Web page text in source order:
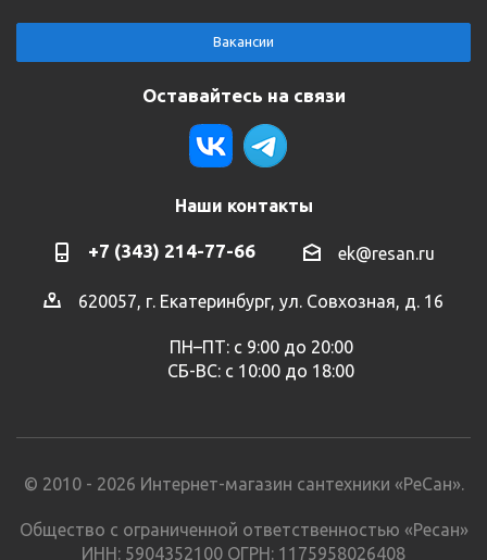
Вакансии
Оставайтесь на связи
Наши контакты
+7 (343) 214-77-66 ek@resan.ru
620057, г. Екатеринбург, ул. Совхозная, д. 16
ПН–ПТ: с 9:00 до 20:00
СБ-ВС: с 10:00 до 18:00
© 2010 - 2026 Интернет-магазин сантехники «РеСан».
Общество с ограниченной ответственностью «Ресан»
ИНН: 5904352100 ОГРН: 1175958026408